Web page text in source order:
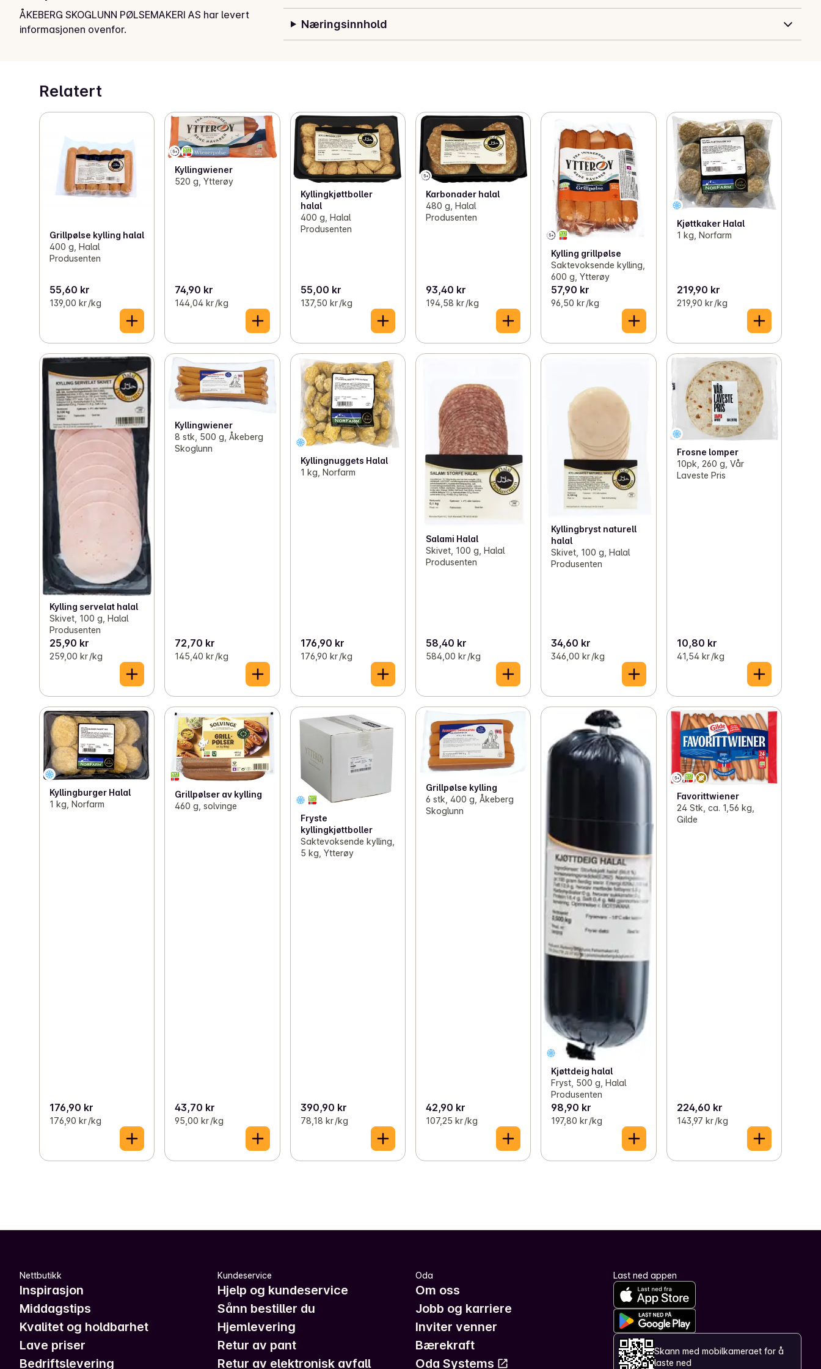
ÅKEBERG SKOGLUNN PØLSEMAKERI AS har levert
informasjonen ovenfor.
Næringsinnhold
Relatert
Grillpølse kylling halal
400 g, Halal
Produsenten
55,60 kr
139,00 kr /kg
Kyllingwiener
520 g, Ytterøy
74,90 kr
144,04 kr /kg
Kyllingkjøttboller
halal
400 g, Halal
Produsenten
55,00 kr
137,50 kr /kg
Karbonader halal
480 g, Halal
Produsenten
93,40 kr
194,58 kr /kg
Kylling grillpølse
Saktevoksende kylling,
600 g, Ytterøy
57,90 kr
96,50 kr /kg
Kjøttkaker Halal
1 kg, Norfarm
219,90 kr
219,90 kr /kg
Kylling servelat halal
Skivet, 100 g, Halal
Produsenten
25,90 kr
259,00 kr /kg
Kyllingwiener
8 stk, 500 g, Åkeberg
Skoglunn
72,70 kr
145,40 kr /kg
Kyllingnuggets Halal
1 kg, Norfarm
176,90 kr
176,90 kr /kg
Salami Halal
Skivet, 100 g, Halal
Produsenten
58,40 kr
584,00 kr /kg
Kyllingbryst naturell
halal
Skivet, 100 g, Halal
Produsenten
34,60 kr
346,00 kr /kg
Frosne lomper
10pk, 260 g, Vår
Laveste Pris
10,80 kr
41,54 kr /kg
Kyllingburger Halal
1 kg, Norfarm
176,90 kr
176,90 kr /kg
Grillpølser av kylling
460 g, solvinge
43,70 kr
95,00 kr /kg
Fryste
kyllingkjøttboller
Saktevoksende kylling,
5 kg, Ytterøy
390,90 kr
78,18 kr /kg
Grillpølse kylling
6 stk, 400 g, Åkeberg
Skoglunn
42,90 kr
107,25 kr /kg
Kjøttdeig halal
Fryst, 500 g, Halal
Produsenten
98,90 kr
197,80 kr /kg
Favorittwiener
24 Stk, ca. 1,56 kg,
Gilde
224,60 kr
143,97 kr /kg
Nettbutikk
Inspirasjon
Middagstips
Kvalitet og holdbarhet
Lave priser
Bedriftslevering
Kundeservice
Hjelp og kundeservice
Sånn bestiller du
Hjemlevering
Retur av pant
Retur av elektronisk avfall
Oda
Om oss
Jobb og karriere
Inviter venner
Bærekraft
Oda Systems
Last ned appen
Skann med mobilkameraet for å
laste ned